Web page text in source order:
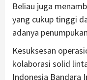
Beliau juga
yang cukup tinggi
adanya
Kesuksesan
kolaborasi solid
Indonesia Bandara